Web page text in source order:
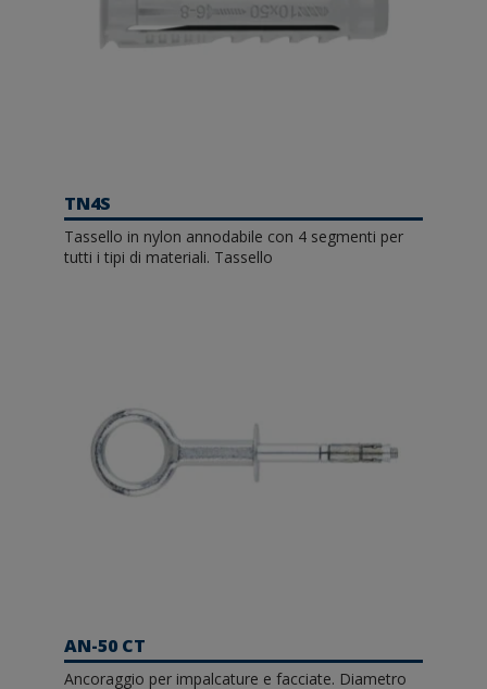
TN4S
Tassello in nylon annodabile con 4 segmenti per
tutti i tipi di materiali. Tassello
AN-50 CT
Ancoraggio per impalcature e facciate. Diametro